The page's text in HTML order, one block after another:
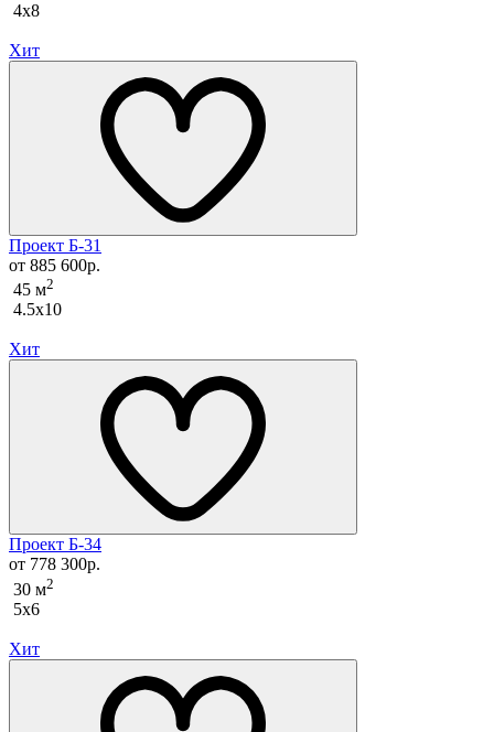
4x8
Хит
Проект Б-31
от 885 600р.
45 м2
4.5x10
Хит
Проект Б-34
от 778 300р.
30 м2
5x6
Хит